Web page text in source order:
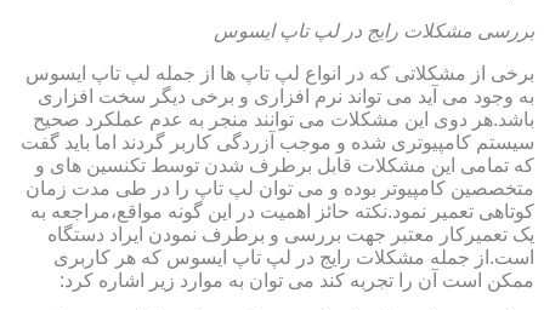
بررسی مشکلات رایج در لپ تاپ ایسوس
برخی از مشکلاتی که در انواع لپ تاپ ها از جمله لپ تاپ ایسوس
به وجود می آید می تواند نرم افزاری و برخی دیگر سخت افزاری
باشد.هر دوی این مشکلات می توانند منجر به عدم عملکرد صحیح
سیستم کامپیوتری شده و موجب آزردگی کاربر گردند اما باید گفت
که تمامی این مشکلات قابل برطرف شدن توسط تکنسین های و
متخصصین کامپیوتر بوده و می توان لپ تاپ را در طی مدت زمان
کوتاهی تعمیر نمود.نکته حائز اهمیت در این گونه مواقع،مراجعه به
یک تعمیرکار معتبر جهت بررسی و برطرف نمودن ایراد دستگاه
است.از جمله مشکلات رایج در لپ تاپ ایسوس که هر کاربری
ممکن است آن را تجربه کند می توان به موارد زیر اشاره کرد: